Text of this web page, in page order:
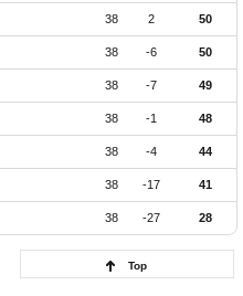
38 2 50
38 -6 50
38 -7 49
38 -1 48
38 -4 44
38 -17 41
38 -27 28
Top